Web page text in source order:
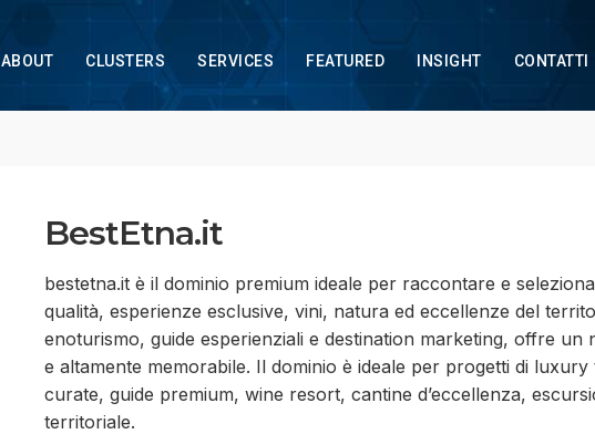
ABOUT CLUSTERS SERVICES FEATURED INSIGHT CONTATTI
BestEtna.it
bestetna.it è il dominio premium ideale per raccontare e
qualità, esperienze esclusive, vini, natura ed eccellenze del
enoturismo, guide esperienziali e destination marketing, offre un
e altamente memorabile. Il dominio è ideale per progetti di
curate, guide premium, wine resort, cantine d’eccellenza,
territoriale.